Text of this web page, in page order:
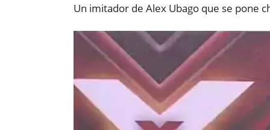
Un imitador de Alex Ubago que se pone
Reproductor